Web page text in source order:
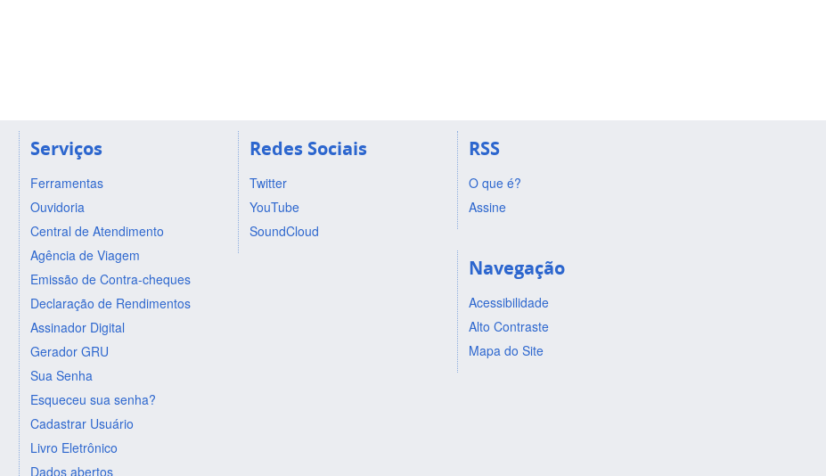
Serviços
Ferramentas
Ouvidoria
Central de Atendimento
Agência de Viagem
Emissão de Contra-cheques
Declaração de Rendimentos
Assinador Digital
Gerador GRU
Sua Senha
Esqueceu sua senha?
Cadastrar Usuário
Livro Eletrônico
Dados abertos
Redes Sociais
Twitter
YouTube
SoundCloud
RSS
O que é?
Assine
Navegação
Acessibilidade
Alto Contraste
Mapa do Site